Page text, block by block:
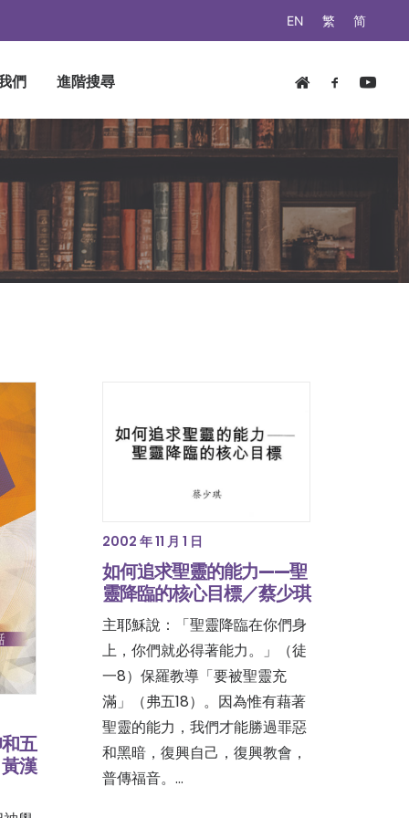
EN 繁 简
們 進階搜尋
五
漢
2002 年 11 月 1 日
如何追求聖靈的能力——聖
靈降臨的核心目標／蔡少琪
主耶穌說：「聖靈降臨在你們身
上，你們就必得著能力。」（徒
一8）保羅教導「要被聖靈充
滿」（弗五18）。因為惟有藉著
聖靈的能力，我們才能勝過罪惡
和黑暗，復興自己，復興教會，
普傳福音。…